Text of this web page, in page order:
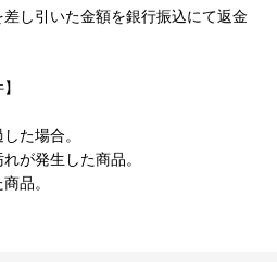
し引いた金額を銀行振込にて返金
た場合。
が発生した商品。
品。